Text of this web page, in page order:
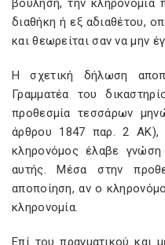
βούληση, την κληρονομιά
διαθήκη ή εξ αδιαθέτου,
και θεωρείται σαν να μην
Η σχετική δήλωση
Γραμματέα του
προθεσμία τεσσάρων
άρθρου 1847 παρ. 2 ΑΚ),
κληρονόμος έλαβε
αυτής. Μέσα στην
αποποίηση, αν ο
κληρονομία.
Επί του πραγματικού και